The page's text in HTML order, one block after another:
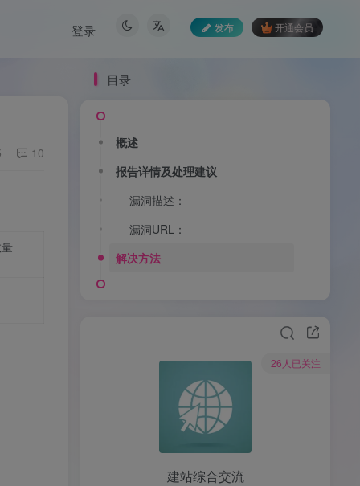
发布 开通会员
登录
10
目录
概述
报告详情及处理建议
漏洞描述：
漏洞URL：
解决方法
26人已关注
建站综合交流